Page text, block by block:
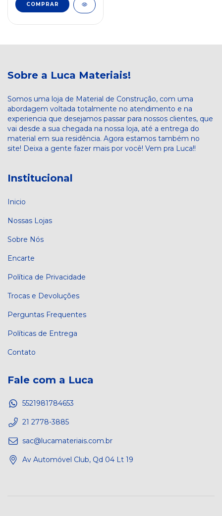
Sobre a Luca Materiais!
Somos uma loja de Material de Construção, com uma
abordagem voltada totalmente no atendimento e na
experiencia que desejamos passar para nossos clientes, que
vai desde a sua chegada na nossa loja, até a entrega do
material em sua residência. Agora estamos também no
site! Deixa a gente fazer mais por você! Vem pra Luca!!
Institucional
Inicio
Nossas Lojas
Sobre Nós
Encarte
Política de Privacidade
Trocas e Devoluções
Perguntas Frequentes
Políticas de Entrega
Contato
Fale com a Luca
5521981784653
21 2778-3885
sac@lucamateriais.com.br
Av Automóvel Club, Qd 04 Lt 19